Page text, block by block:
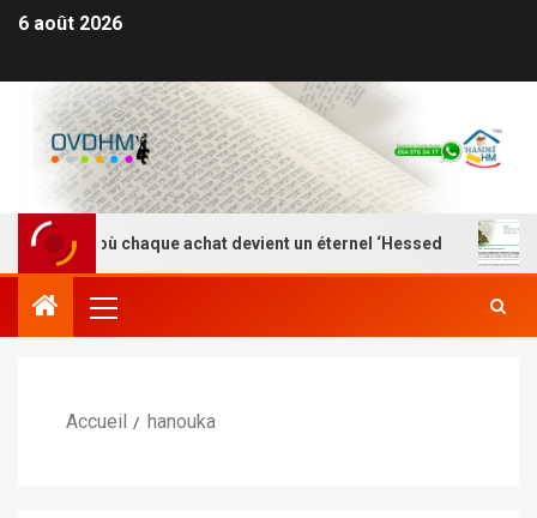
6 août 2026
Là où chaque achat devient un éternel ‘Hessed Nefesh
Accueil hanouka